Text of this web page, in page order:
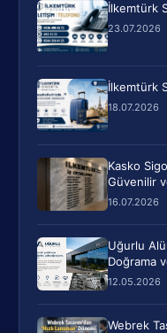
İlkemtürk
23.07.2026
İlkemtürk
18.07.2026
Kasko
Güvenilir
16.07.2026
Uğurlu
Doğrama
12.05.2026
Webrek